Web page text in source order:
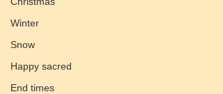
Winter
Snow
Happy sacred
End times